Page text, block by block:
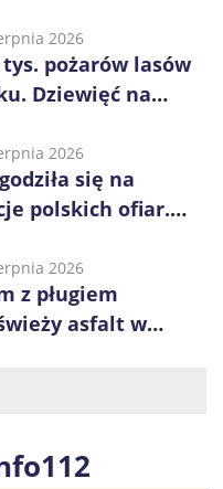
narkotyków
2026
tys. pożarów lasów
Dziewięć na
2026
się na
polskich ofiar.
2026
z pługiem
asfalt w